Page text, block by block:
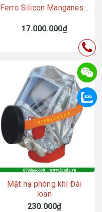
Ferro Silicon Manganes...
17.000.000₫
Mặt nạ phòng khí Đài
loan
230.000₫